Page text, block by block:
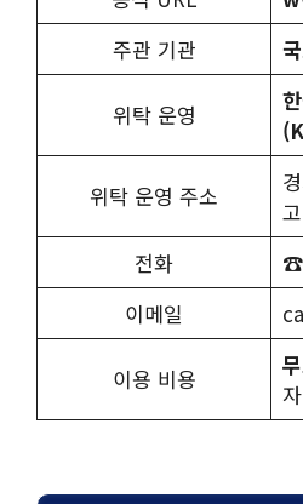
주관 기관
위탁 운영
위탁 운영 주소
전화
☎
이메일
이용 비용